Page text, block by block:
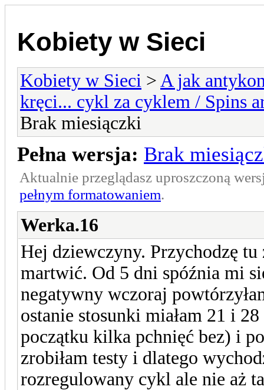
Kobiety w Sieci
Kobiety w Sieci > A jak
kręci... cykl za cyklem / Spins
Brak miesiączki
Pełna wersja: Brak
Aktualnie przeglądasz uproszczoną
pełnym formatowaniem.
Werka.16
Hej dziewczyny. Przychodzę
martwić. Od 5 dni spóźnia mi
negatywny wczoraj
ostanie stosunki miałam 21 i
początku kilka pchnięć bez) i
zrobiłam testy i dlatego
rozregulowany cykl ale nie aż